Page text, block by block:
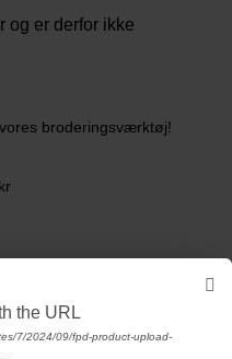
og er derfor ikke
broderingsværktøj!
the URL
2024/09/fpd-product-basic-product-
the URL
7/2024/09/fpd-product-upload-